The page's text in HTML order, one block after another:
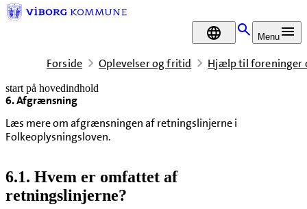
DA Menu
Forside Oplevelser og fritid Hjælp til foreninger
start på hovedindhold
6. Afgrænsning
Læs mere om afgrænsningen af retningslinjerne i
Folkeoplysningsloven.
senest opdateret 6. august 2026
6.1. Hvem er omfattet af
retningslinjerne?